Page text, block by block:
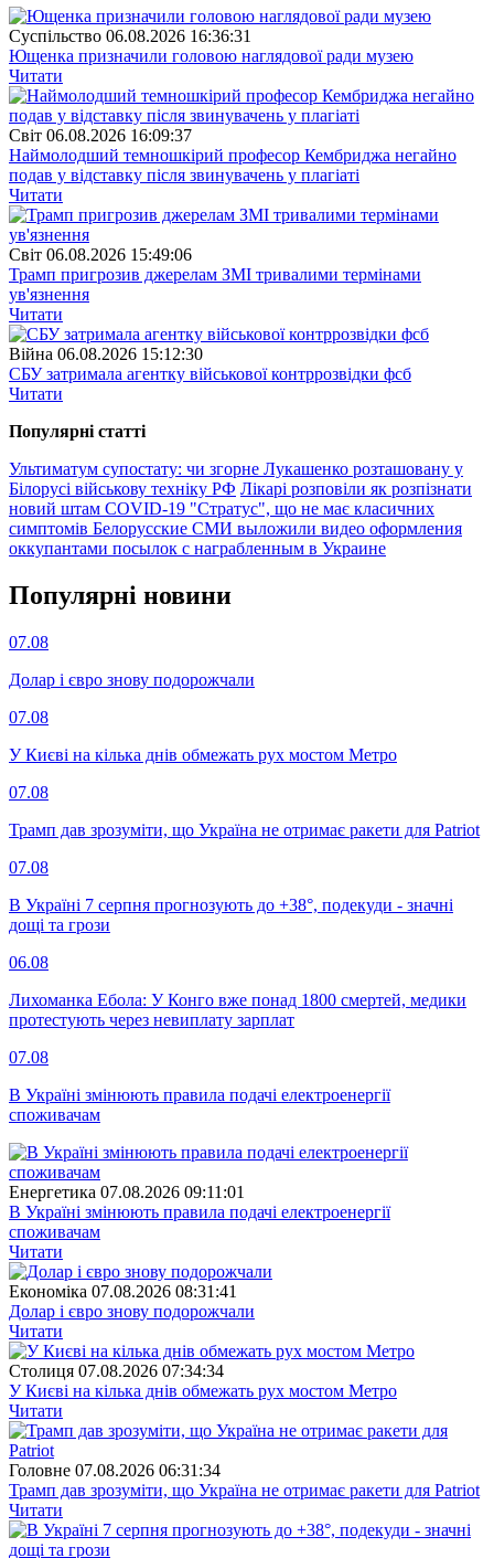
Суспiльство 06.08.2026 16:36:31
Ющенка призначили головою наглядової ради музею
Читати
Свiт 06.08.2026 16:09:37
Наймолодший темношкірий професор Кембриджа негайно
подав у відставку після звинувачень у плагіаті
Читати
Свiт 06.08.2026 15:49:06
Трамп пригрозив джерелам ЗМІ тривалими термінами
ув'язнення
Читати
Війна 06.08.2026 15:12:30
СБУ затримала агентку військової контррозвідки фсб
Читати
Популярнi статтi
Ультиматум супостату: чи згорне Лукашенко розташовану у
Білорусі військову техніку РФ Лікарі розповіли як розпізнати
новий штам COVID-19 "Стратус", що не має класичних
симптомів Белорусские СМИ выложили видео оформления
оккупантами посылок с награбленным в Украине
Популярнi новини
07.08
Долар і євро знову подорожчали
07.08
У Києві на кілька днів обмежать рух мостом Метро
07.08
Трамп дав зрозуміти, що Україна не отримає ракети для Patriot
07.08
В Україні 7 серпня прогнозують до +38°, подекуди - значні
дощі та грози
06.08
Лихоманка Ебола: У Конго вже понад 1800 смертей, медики
протестують через невиплату зарплат
07.08
В Україні змінюють правила подачі електроенергії
споживачам
Енергетика 07.08.2026 09:11:01
В Україні змінюють правила подачі електроенергії
споживачам
Читати
Економіка 07.08.2026 08:31:41
Долар і євро знову подорожчали
Читати
Столиця 07.08.2026 07:34:34
У Києві на кілька днів обмежать рух мостом Метро
Читати
Головне 07.08.2026 06:31:34
Трамп дав зрозуміти, що Україна не отримає ракети для Patriot
Читати